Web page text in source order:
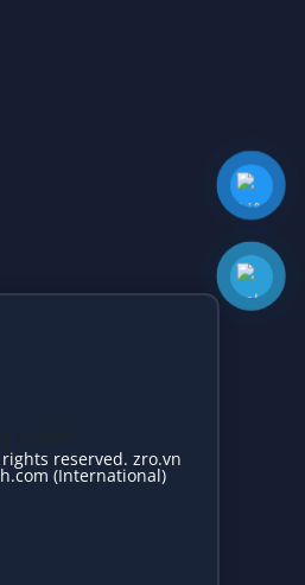
reserved. zro.vn
(International)